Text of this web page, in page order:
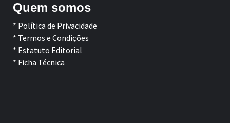
Quem somos
* Política de Privacidade
* Termos e Condições
* Estatuto Editorial
* Ficha Técnica